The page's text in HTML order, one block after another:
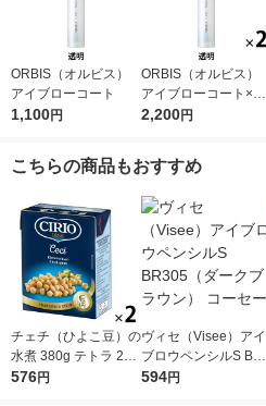
ORBIS（オルビス）
アイブローコート
1,100円
ORBIS（オルビス）
アイブローコート×2
個
2,200円
こちらの商品もおすすめ
チェチ（ひよこ豆）の
水煮 380g テトラ 2個
チリオ
576円
ヴィセ（Visee）アイ
ブロウペンシルS BR3
05（ダークブラウ
594円